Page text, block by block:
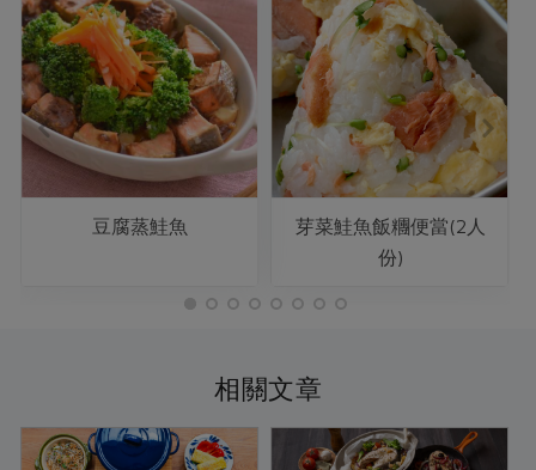
豆腐蒸鮭魚
芽菜鮭魚飯糰便當(2人
份)
相關文章